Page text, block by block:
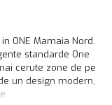
ONE Mamaia Nord.
standarde One
cerute zone de pe
un design modern,